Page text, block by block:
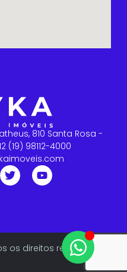
810 Santa Rosa -
(19) 98112-4000
os direitos reservados